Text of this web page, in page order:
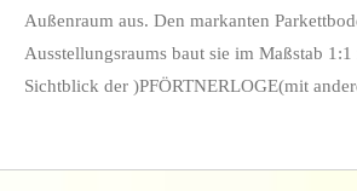
Außenraum aus. Den markanten
Ausstellungsraums baut sie im Maßstab
Sichtblick der )PFÖRTNERLOGE(mit